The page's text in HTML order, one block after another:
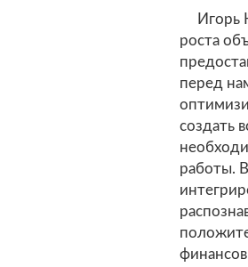
Игорь
роста
перед
создать
работы.